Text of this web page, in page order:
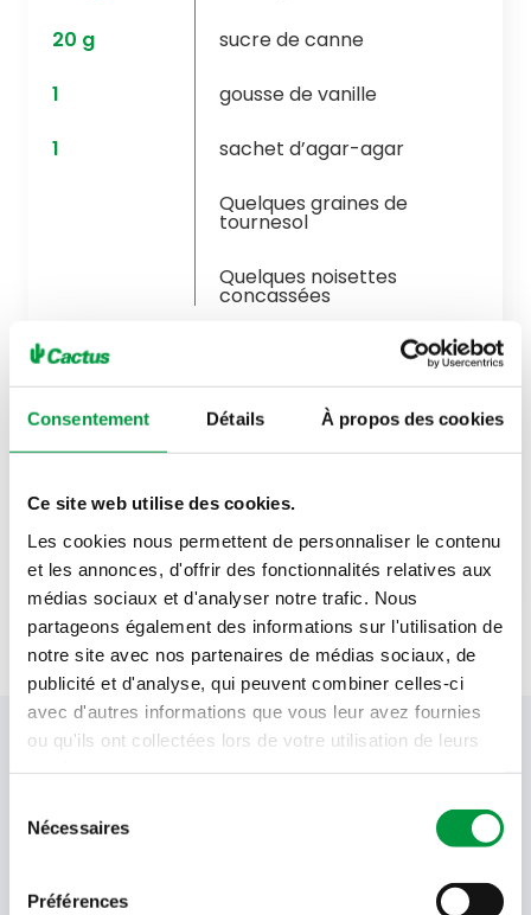
Consentement Détails À propos des cookies
Ce site web utilise des cookies.
Les cookies nous permettent de personnaliser le contenu
et les annonces, d'offrir des fonctionnalités relatives aux
médias sociaux et d'analyser notre trafic. Nous
partageons également des informations sur l'utilisation de
notre site avec nos partenaires de médias sociaux, de
publicité et d'analyse, qui peuvent combiner celles-ci
avec d'autres informations que vous leur avez fournies
ou qu'ils ont collectées lors de votre utilisation de leurs
Nécessaires
Préférences
20 g
sucre de canne
1
gousse de vanille
1
sachet d’agar-agar
Quelques graines de
tournesol
Quelques noisettes
concassées
Pour la gelée
25ml
eau
1
sachet d’agar-agar
Votre newsletter Cactus
Offres, recettes, promotions et offres exclusives en
réception !